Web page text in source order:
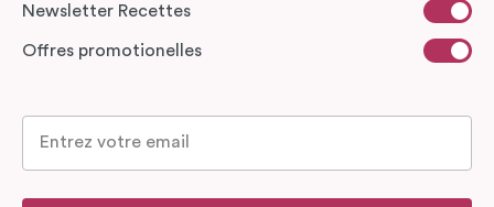
Newsletter Recettes
Offres promotionelles